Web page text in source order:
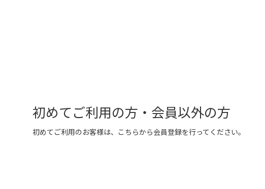
初めてご利用の方・会員以外の方
初めてご利用のお客様は、こちらから会員登録を行ってください。